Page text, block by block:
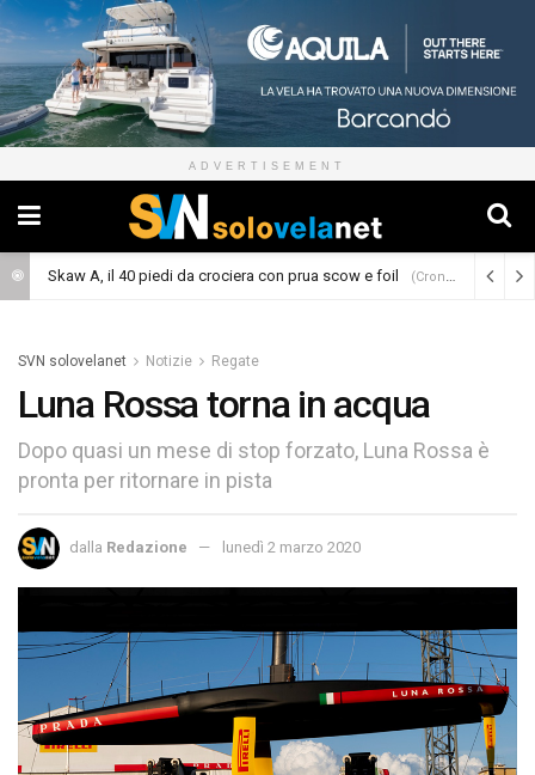
ADVERTISEMENT
Skaw A, il 40 piedi da crociera con prua scow e foil (Cronaca)
SVN solovelanet Notizie Regate
Luna Rossa torna in acqua
Dopo quasi un mese di stop forzato, Luna Rossa è
pronta per ritornare in pista
dalla Redazione lunedì 2 marzo 2020